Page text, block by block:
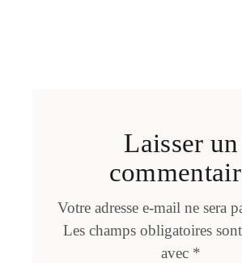
Laisser un
Votre adresse e-mail ne sera
Les champs obligatoires
avec *